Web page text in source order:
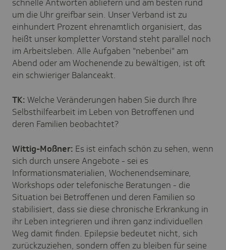
schnelle Antworten abliefern und am besten rund
um die Uhr greifbar sein. Unser Verband ist zu
einhundert Prozent ehrenamtlich organisiert, das
heißt unser kompletter Vorstand steht parallel noch
im Arbeitsleben. Alle Aufgaben "nebenbei" am
Abend oder am Wochenende zu bewältigen, ist oft
ein schwieriger Balanceakt.
TK: Welche Veränderungen haben Sie durch Ihre
Selbsthilfearbeit im Leben von Betroffenen und
deren Familien beobachtet?
Wittig-Moßner: Es ist einfach schön zu sehen, wenn
sich durch unsere Angebote - sei es
Informationsmaterialien, Wochenendseminare,
Workshops oder telefonische Beratungen - die
Situation bei Betroffenen und deren Familien so
stabilisiert, dass sie diese chronische Erkrankung in
ihr Leben integrieren und ihren ganz individuellen
Weg damit finden. Epilepsie bedeutet nicht, sich
zurückzuziehen, sondern offen zu bleiben für seine